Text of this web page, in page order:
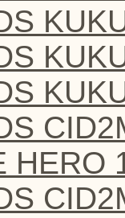
HERO